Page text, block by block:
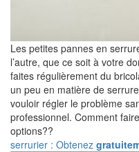
Les petites pannes en
l’autre, que ce soit à votre
faites régulièrement du
un peu en matière de
vouloir régler le problème
professionnel. Comment
options??
serrurier : Obtenez